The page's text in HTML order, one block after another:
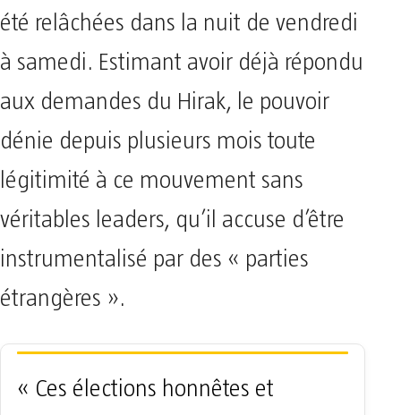
été relâchées dans la nuit de vendredi
à samedi. Estimant avoir déjà répondu
aux demandes du Hirak, le pouvoir
dénie depuis plusieurs mois toute
légitimité à ce mouvement sans
véritables leaders, qu’il accuse d’être
instrumentalisé par des « parties
étrangères ».
« Ces élections honnêtes et